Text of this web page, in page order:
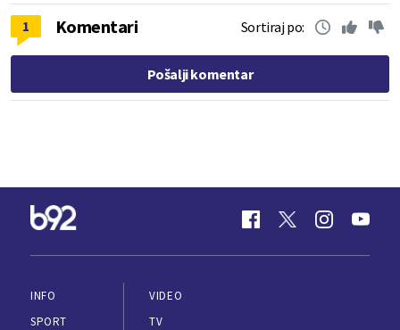
1 Komentari Sortiraj po:
Pošalji komentar
INFO
SPORT
VIDEO
TV